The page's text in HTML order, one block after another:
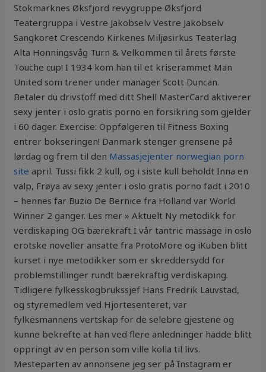
Stokmarknes Øksfjord revygruppe Øksfjord
Teatergruppa i Vestre Jakobselv Vestre Jakobselv
Sangkoret Crescendo Kirkenes Miljøsirkus Teaterlag
Alta Honningsvåg Turn & Velkommen til årets første
Touche cup! I 1934 kom han til et kriserammet Man
United som trener under manager Scott Duncan.
Betaler du drivstoff med ditt Shell MasterCard aktiverer
sexy jenter i oslo gratis porno en forsikring som gjelder
i 60 dager. Exercise: Oppfølgeren til Fitness Boxing
entrer bokseringen! Danmark stenger grensene på
lørdag og frem til den Massasjejenter norwegian porn
site april. Tussi fikk 2 kull, og i siste kull beholdt Inna en
valp, Frøya av sexy jenter i oslo gratis porno født i 2010
– hennes far Buzio De Bernice fra Holland var World
Winner 2 ganger. Les mer » Aktuelt Ny metodikk for
verdiskaping OG bærekraft I vår tantric massage in oslo
erotske noveller ansatte fra ProtoMore og iKuben blitt
kurset i nye metodikker som er skreddersydd for
problemstillinger rundt bærekraftig verdiskaping.
Tidligere fylkesskogbrukssjef Hans Fredrik Lauvstad,
og styremedlem ved Hjortesenteret, var
fylkesmannens vertskap for de selebre gjestene og
kunne bekrefte at han ved flere anledninger hadde blitt
oppringt av en person som ville kolla til livs.
Mesteparten av annonsene jeg ser på Instagram er